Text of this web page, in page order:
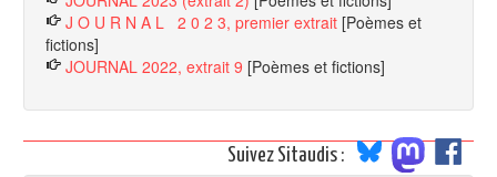
J O U R N A L 2 0 2 3, premier extrait [Poèmes et
fictions]
JOURNAL 2022, extrait 9 [Poèmes et fictions]
Suivez Sitaudis :